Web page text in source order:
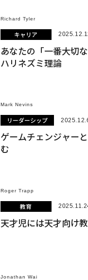
Richard Tyler
キャリア
あなたの「一番大切
ハリネズミ理論
Mark Nevins
リーダーシップ
ゲームチェンジャー
む
Roger Trapp
教育
天才児には天才向け
Jonathan Wai